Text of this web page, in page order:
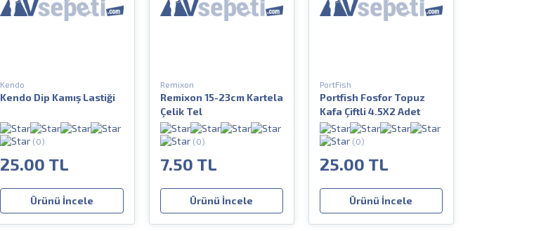
Kendo
Kendo Dip Kamış Lastiği
(0)
25.00 TL
Ürünü İncele
Remixon
Remixon 15-23cm Kartela
Çelik Tel
(0)
7.50 TL
Ürünü İncele
PortFish
Portfish Fosfor Topuz
Kafa Çiftli 4.5X2 Adet
(0)
25.00 TL
Ürünü İncele